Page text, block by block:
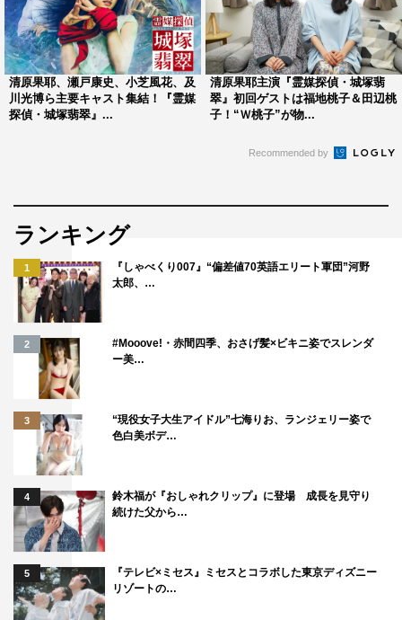
TVLIFE 入江甚儀 筧美和子
谷田部俊 阪田マサノブ
清原果耶、瀬戸康史、小芝風花、及
川光博ら主要キャスト集結！『霊媒
探偵・城塚翡翠』...
清原果耶主演『霊媒探偵・城塚翡
翠』初回ゲストは福地桃子＆田辺桃
子！“Ｗ桃子”が物...
Recommended by
ランキング
1
『しゃべくり007』“偏差値70英語エリート軍団”河野
太郎、…
2
#Mooove!・赤間四季、おさげ髪×ビキニ姿でスレンダ
ー美…
3
“現役女子大生アイドル”七海りお、ランジェリー姿で
色白美ボデ…
4
鈴木福が『おしゃれクリップ』に登場 成長を見守り
続けた父から…
5
『テレビ×ミセス』ミセスとコラボした東京ディズニー
リゾートの…